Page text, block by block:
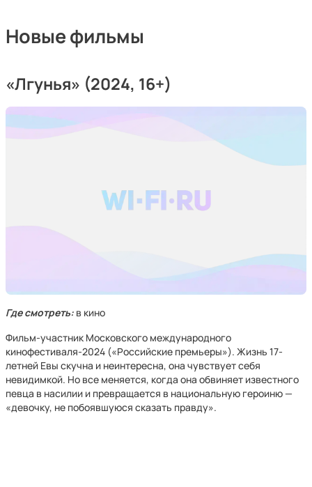
Новые фильмы
«Лгунья» (2024, 16+)
Где смотреть: в кино
Фильм-участник Московского международного
кинофестиваля-2024 («Российские премьеры»). Жизнь 17-
летней Евы скучна и неинтересна, она чувствует себя
невидимкой. Но все меняется, когда она обвиняет известного
певца в насилии и превращается в национальную героиню —
«девочку, не побоявшуюся сказать правду».